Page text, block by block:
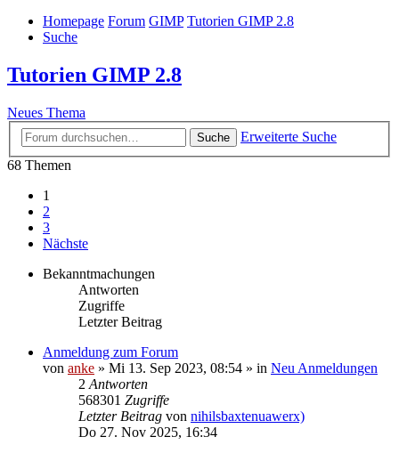
Homepage Forum GIMP Tutorien GIMP 2.8
Suche
Tutorien GIMP 2.8
Neues Thema
Suche
Erweiterte Suche
68 Themen
1
2
3
Nächste
Bekanntmachungen
Antworten
Zugriffe
Letzter Beitrag
Anmeldung zum Forum
von anke » Mi 13. Sep 2023, 08:54 » in Neu Anmeldungen
2 Antworten
568301 Zugriffe
Letzter Beitrag von nihilsbaxtenuawerx)
Do 27. Nov 2025, 16:34